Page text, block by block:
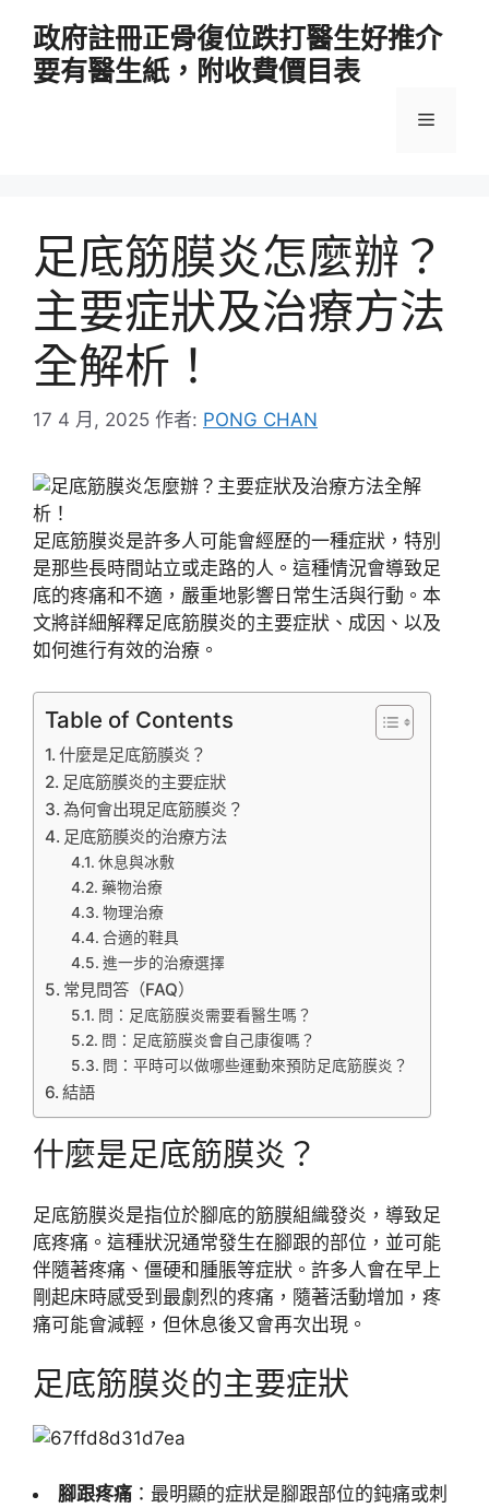
政府註冊正骨復位跌打醫生好推介
要有醫生紙，附收費價目表
選
足底筋膜炎怎麼辦？
主要症狀及治療方法
全解析！
17 4 月, 2025 作者: PONG CHAN
足底筋膜炎是許多人可能會經歷的一種症狀，特別
是那些長時間站立或走路的人。這種情況會導致足
底的疼痛和不適，嚴重地影響日常生活與行動。本
文將詳細解釋足底筋膜炎的主要症狀、成因、以及
如何進行有效的治療。
Table of Contents
什麼是足底筋膜炎？
足底筋膜炎的主要症狀
為何會出現足底筋膜炎？
足底筋膜炎的治療方法
休息與冰敷
藥物治療
物理治療
合適的鞋具
進一步的治療選擇
常見問答（FAQ）
問：足底筋膜炎需要看醫生嗎？
問：足底筋膜炎會自己康復嗎？
問：平時可以做哪些運動來預防足底筋膜炎？
結語
什麼是足底筋膜炎？
足底筋膜炎是指位於腳底的筋膜組織發炎，導致足
底疼痛。這種狀況通常發生在腳跟的部位，並可能
伴隨著疼痛、僵硬和腫脹等症狀。許多人會在早上
剛起床時感受到最劇烈的疼痛，隨著活動增加，疼
痛可能會減輕，但休息後又會再次出現。
足底筋膜炎的主要症狀
腳跟疼痛 ：最明顯的症狀是腳跟部位的鈍痛或刺